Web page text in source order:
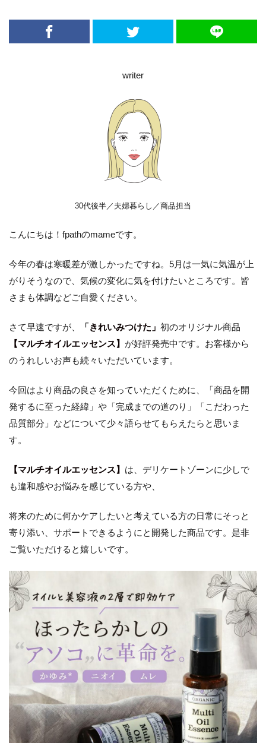
writer
30代後半／夫婦暮らし／商品担当
こんにちは！fpathのmameです。
今年の春は寒暖差が激しかったですね。5月は一気に気温が上
がりそうなので、気候の変化に気を付けたいところです。皆
さまも体調などご自愛ください。
さて早速ですが、 「きれいみつけた」 初のオリジナル商品
【マルチオイルエッセンス】 が好評発売中です。お客様から
のうれしいお声も続々いただいています。
今回はより商品の良さを知っていただくために、「商品を開
発するに至った経緯」や「完成までの道のり」「こだわった
品質部分」などについて少々語らせてもらえたらと思いま
す。
【マルチオイルエッセンス】 は、デリケートゾーンに少しで
も違和感やお悩みを感じている方や、
将来のために何かケアしたいと考えている方の日常にそっと
寄り添い、サポートできるようにと開発した商品です。是非
ご覧いただけると嬉しいです。